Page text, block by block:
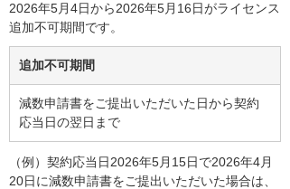
2026年5月4日から2026年5月16日がライセンス
追加不可期間です。
追加不可期間
減数申請書をご提出いただいた日から契約
応当日の翌日まで
（例）契約応当日2026年5月15日で2026年4月
20日に減数申請書をご提出いただいた場合は、